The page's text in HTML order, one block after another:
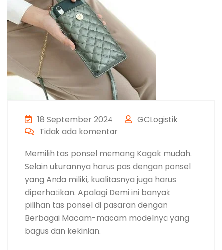
18 September 2024
GCLogistik
Tidak ada komentar
Memilih tas ponsel memang Kagak mudah.
Selain ukurannya harus pas dengan ponsel
yang Anda miliki, kualitasnya juga harus
diperhatikan. Apalagi Demi ini banyak
pilihan tas ponsel di pasaran dengan
Berbagai Macam-macam modelnya yang
bagus dan kekinian.